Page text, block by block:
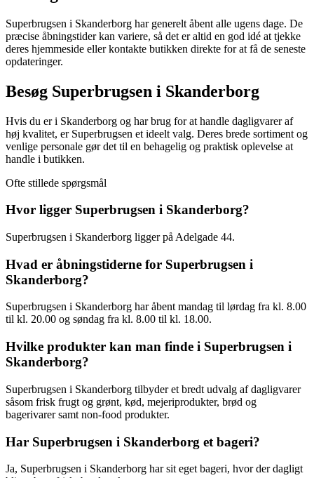
Superbrugsen i Skanderborg har generelt åbent alle ugens dage. De
præcise åbningstider kan variere, så det er altid en god idé at tjekke
deres hjemmeside eller kontakte butikken direkte for at få de seneste
opdateringer.
Besøg Superbrugsen i Skanderborg
Hvis du er i Skanderborg og har brug for at handle dagligvarer af
høj kvalitet, er Superbrugsen et ideelt valg. Deres brede sortiment og
venlige personale gør det til en behagelig og praktisk oplevelse at
handle i butikken.
Ofte stillede spørgsmål
Hvor ligger Superbrugsen i Skanderborg?
Superbrugsen i Skanderborg ligger på Adelgade 44.
Hvad er åbningstiderne for Superbrugsen i
Skanderborg?
Superbrugsen i Skanderborg har åbent mandag til lørdag fra kl. 8.00
til kl. 20.00 og søndag fra kl. 8.00 til kl. 18.00.
Hvilke produkter kan man finde i Superbrugsen i
Skanderborg?
Superbrugsen i Skanderborg tilbyder et bredt udvalg af dagligvarer
såsom frisk frugt og grønt, kød, mejeriprodukter, brød og
bagerivarer samt non-food produkter.
Har Superbrugsen i Skanderborg et bageri?
Ja, Superbrugsen i Skanderborg har sit eget bageri, hvor der dagligt